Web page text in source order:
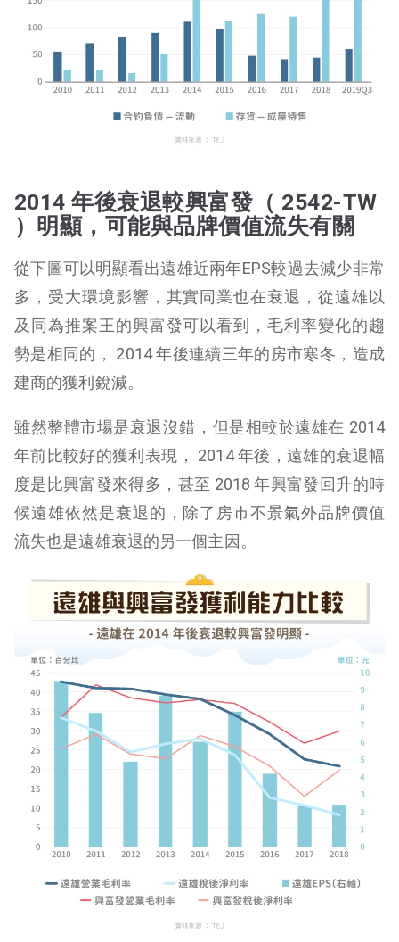
2014 年後衰退較興富發（ 2542-TW
）明顯，可能與品牌價值流失有關
從下圖可以明顯看出遠雄近兩年EPS較過去減少非常
多，受大環境影響，其實同業也在衰退，從遠雄以
及同為推案王的興富發可以看到，毛利率變化的趨
勢是相同的， 2014 年後連續三年的房市寒冬，造成
建商的獲利銳減。
雖然整體市場是衰退沒錯，但是相較於遠雄在 2014
年前比較好的獲利表現， 2014 年後，遠雄的衰退幅
度是比興富發來得多，甚至 2018 年興富發回升的時
候遠雄依然是衰退的，除了房市不景氣外品牌價值
流失也是遠雄衰退的另一個主因。